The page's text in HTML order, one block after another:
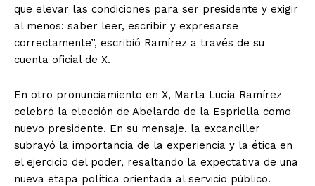
que elevar las condiciones para ser presidente y exigir
al menos: saber leer, escribir y expresarse
correctamente”, escribió Ramírez a través de su
cuenta oficial de X.
En otro pronunciamiento en X, Marta Lucía Ramírez
celebró la elección de Abelardo de la Espriella como
nuevo presidente. En su mensaje, la excanciller
subrayó la importancia de la experiencia y la ética en
el ejercicio del poder, resaltando la expectativa de una
nueva etapa política orientada al servicio público.